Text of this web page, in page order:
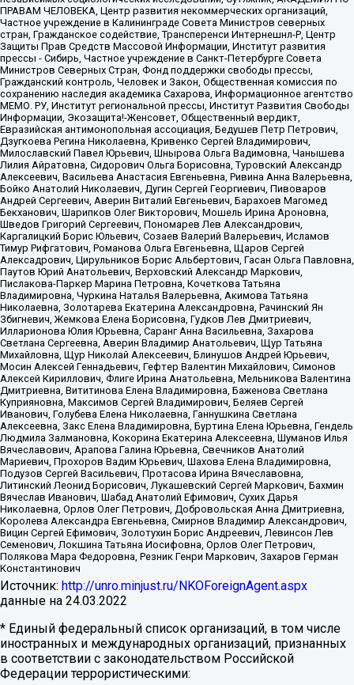
ПРАВАМ ЧЕЛОВЕКА, Центр развития некоммерческих организаций,
Частное учреждение в Калининграде Совета Министров северных
стран, Гражданское содействие, Трансперенси Интернешнл-Р, Центр
Защиты Прав Средств Массовой Информации, Институт развития
прессы - Сибирь, Частное учреждение в Санкт-Петербурге Совета
Министров Северных Стран, Фонд поддержки свободы прессы,
Гражданский контроль, Человек и Закон, Общественная комиссия по
сохранению наследия академика Сахарова, Информационное агентство
МЕМО. РУ, Институт региональной прессы, Институт Развития Свободы
Информации, Экозащита!-Женсовет, Общественный вердикт,
Евразийская антимонопольная ассоциация, Бедушев Петр Петрович,
Дзугкоева Регина Николаевна, Кривенко Сергей Владимирович,
Милославский Павел Юрьевич, Шнырова Ольга Вадимовна, Чанышева
Лилия Айратовна, Сидорович Ольга Борисовна, Туровский Александр
Алексеевич, Васильева Анастасия Евгеньевна, Ривина Анна Валерьевна,
Бойко Анатолий Николаевич, Дугин Сергей Георгиевич, Пивоваров
Андрей Сергеевич, Аверин Виталий Евгеньевич, Барахоев Магомед
Бекханович, Шарипков Олег Викторович, Мошель Ирина Ароновна,
Шведов Григорий Сергеевич, Пономарев Лев Александрович,
Каргалицкий Борис Юльевич, Созаев Валерий Валерьевич, Исламов
Тимур Рифгатович, Романова Ольга Евгеньевна, Щаров Сергей
Алексадрович, Цирульников Борис Альбертович, Гасан Ольга Павловна,
Паутов Юрий Анатольевич, Верховский Александр Маркович,
Пислакова-Паркер Марина Петровна, Кочеткова Татьяна
Владимировна, Чуркина Наталья Валерьевна, Акимова Татьяна
Николаевна, Золотарева Екатерина Александровна, Рачинский Ян
Збигневич, Жемкова Елена Борисовна, Гудков Лев Дмитриевич,
Илларионова Юлия Юрьевна, Саранг Анна Васильевна, Захарова
Светлана Сергеевна, Аверин Владимир Анатольевич, Щур Татьяна
Михайловна, Щур Николай Алексеевич, Блинушов Андрей Юрьевич,
Мосин Алексей Геннадьевич, Гефтер Валентин Михайлович, Симонов
Алексей Кириллович, Флиге Ирина Анатольевна, Мельникова Валентина
Дмитриевна, Вититинова Елена Владимировна, Баженова Светлана
Куприяновна, Максимов Сергей Владимирович, Беляев Сергей
Иванович, Голубева Елена Николаевна, Ганнушкина Светлана
Алексеевна, Закс Елена Владимировна, Буртина Елена Юрьевна, Гендель
Людмила Залмановна, Кокорина Екатерина Алексеевна, Шуманов Илья
Вячеславович, Арапова Галина Юрьевна, Свечников Анатолий
Мариевич, Прохоров Вадим Юрьевич, Шахова Елена Владимировна,
Подузов Сергей Васильевич, Протасова Ирина Вячеславовна,
Литинский Леонид Борисович, Лукашевский Сергей Маркович, Бахмин
Вячеслав Иванович, Шабад Анатолий Ефимович, Сухих Дарья
Николаевна, Орлов Олег Петрович, Добровольская Анна Дмитриевна,
Королева Александра Евгеньевна, Смирнов Владимир Александрович,
Вицин Сергей Ефимович, Золотухин Борис Андреевич, Левинсон Лев
Семенович, Локшина Татьяна Иосифовна, Орлов Олег Петрович,
Полякова Мара Федоровна, Резник Генри Маркович, Захаров Герман
Константинович
Источник: http://unro.minjust.ru/NKOForeignAgent.aspx
данные на 24.03.2022
* Единый федеральный список организаций, в том числе
иностранных и международных организаций, признанных
в соответствии с законодательством Российской
Федерации террористическими: